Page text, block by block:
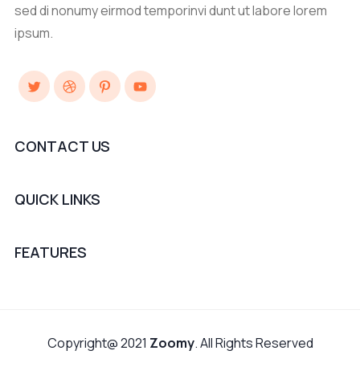
sed di nonumy eirmod temporinvi dunt ut labore lorem
ipsum.
TwitterDribbblePinterestYouTube
CONTACT US
QUICK LINKS
FEATURES
Copyright@ 2021 Zoomy. All Rights Reserved